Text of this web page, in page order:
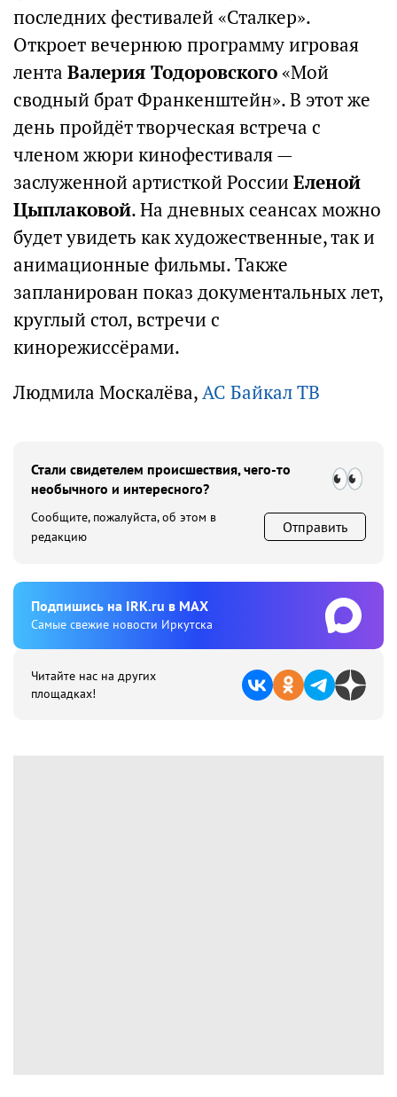
последних фестивалей «Сталкер».
Откроет вечернюю программу игровая
лента Валерия Тодоровского«Мой
сводный брат Франкенштейн». В этот же
день пройдёт творческая встреча с
членом жюри кинофестиваля —
заслуженной артисткой России Еленой
Цыплаковой. На дневных сеансах можно
будет увидеть как художественные, так и
анимационные фильмы. Также
запланирован показ документальных лет,
круглый стол, встречи с
кинорежиссёрами.
Людмила Москалёва,АС Байкал ТВ
Стали свидетелем происшествия, чего-то
необычного и интересного?
Сообщите, пожалуйста, об этом в
редакцию
Отправить
Подпишиcь на IRK.ru в MAX
Cамые свежие новости Иркутска
Читайте нас на других
площадках!